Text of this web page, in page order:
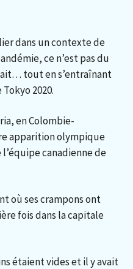
dans un contexte de
ce n’est pas du
tout en s’entraînant
2020.
en Colombie-
apparition olympique
canadienne de
où ses crampons ont
fois dans la capitale
étaient vides et il y avait